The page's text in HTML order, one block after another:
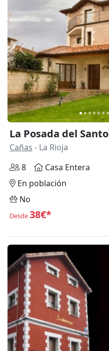
Anterior
La Posada del Santo
Cañas - La Rioja
8
Casa Entera
En población
No
Desde38€*
Anterior